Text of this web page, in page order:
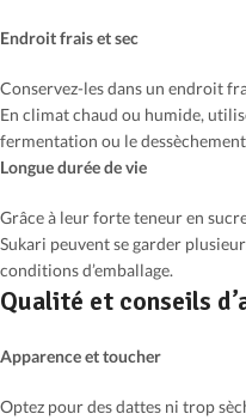
Endroit frais et sec
Conservez-les dans un endroit
En climat chaud ou humide,
fermentation ou le
Longue durée de vie
Grâce à leur forte teneur en
Sukari peuvent se garder
conditions d’emballage.
Qualité et conseils
Apparence et toucher
Optez pour des dattes ni trop